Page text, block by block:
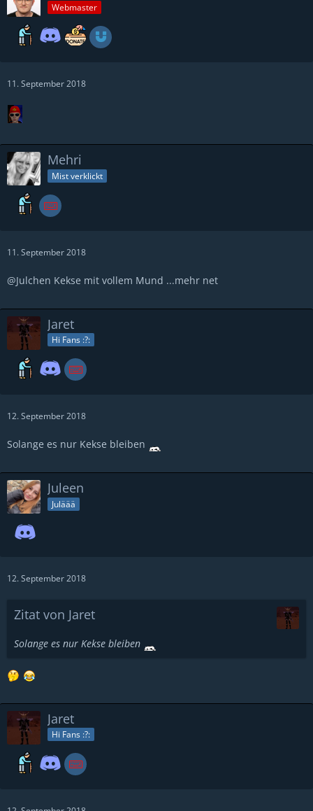
Webmaster
11. September 2018
Mehri
Mist verklickt
11. September 2018
@Julchen Kekse mit vollem Mund ...mehr net
Jaret
Hi Fans :?:
12. September 2018
Solange es nur Kekse bleiben
Juleen
Juläää
12. September 2018
Zitat von Jaret
Solange es nur Kekse bleiben
Jaret
Hi Fans :?: